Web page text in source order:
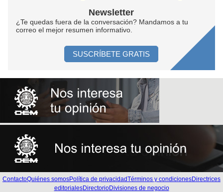
Newsletter
¿Te quedas fuera de la conversación? Mandamos a tu
correo el mejor resumen informativo.
SUSCRÍBETE GRATIS
ContactoQuiénes somosPolítica de privacidadTérminos y condicionesDirectrices
editorialesDirectorioDivisiones de negocio